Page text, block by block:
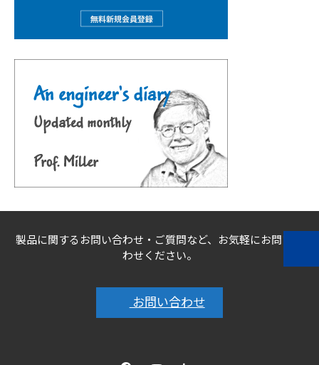
製品に関するお問い合わせ・ご質問など、お気軽にお問い合
わせください。
お問い合わせ